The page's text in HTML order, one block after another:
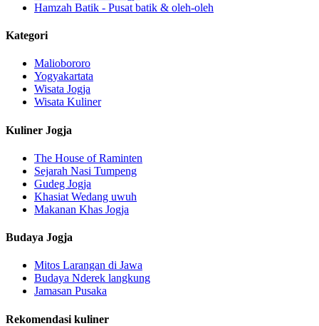
Hamzah Batik - Pusat batik & oleh-oleh
Kategori
Maliobororo
Yogyakartata
Wisata Jogja
Wisata Kuliner
Kuliner Jogja
The House of Raminten
Sejarah Nasi Tumpeng
Gudeg Jogja
Khasiat Wedang uwuh
Makanan Khas Jogja
Budaya Jogja
Mitos Larangan di Jawa
Budaya Nderek langkung
Jamasan Pusaka
Rekomendasi kuliner